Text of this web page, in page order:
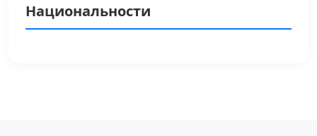
Национальности